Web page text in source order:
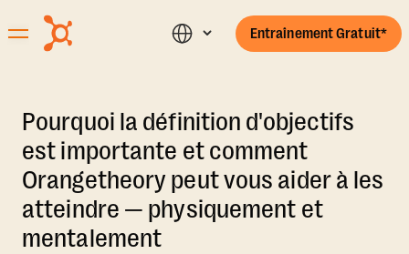
Entraînement Gratuit*
Pourquoi la définition d'objectifs
est importante et comment
Orangetheory peut vous aider à les
atteindre — physiquement et
mentalement